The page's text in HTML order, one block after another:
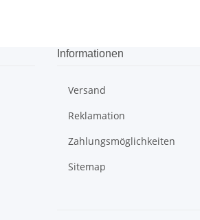
Informationen
Versand
Reklamation
Zahlungsmöglichkeiten
Sitemap